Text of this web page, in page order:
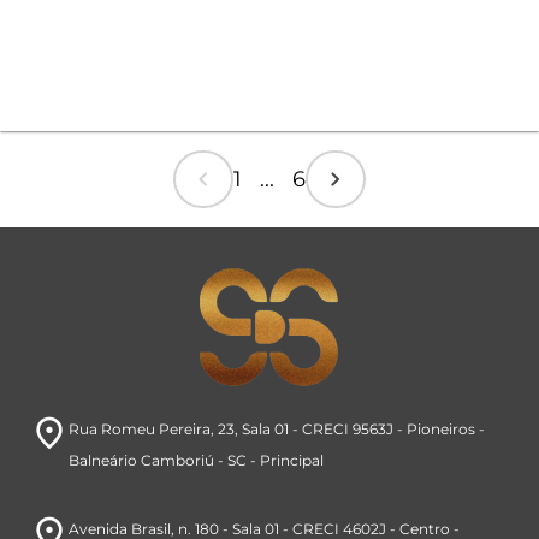
chevron_left 1 ... 6 chevron_right
room Rua Romeu Pereira, 23, Sala 01 - CRECI 9563J - Pioneiros-
Balneário Camboriú - SC - Principal
Avenida Brasil, n. 180 - Sala 01 - CRECI 4602J - Centro -